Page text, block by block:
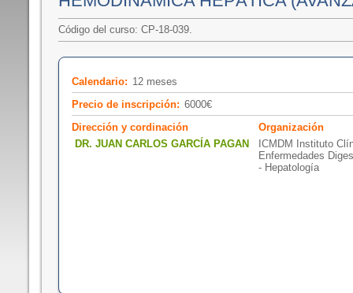
Código del curso: CP-18-039.
Calendario: 12 meses
Precio de inscripción: 6000€
Dirección y cordinación
DR. JUAN CARLOS GARCÍA PAGAN
Organización
ICMDM Instituto
Enfermedades
- Hepatología